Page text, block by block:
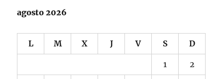
agosto 2026
L M X J V S D
1 2